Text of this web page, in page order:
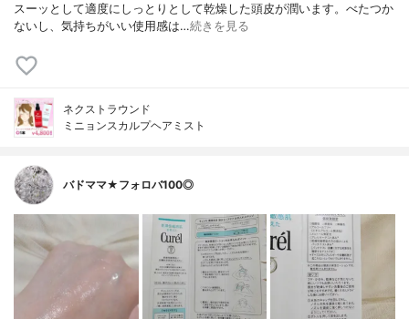
スーッとして適度にしっとりとして乾燥した頭皮が潤います。べたつか
ないし、気持ちがいい使用感は…続きを見る
ネクストラウンド
ミニョンスカルプヘアミスト
バドママ★フォロバ100◎